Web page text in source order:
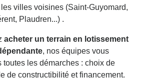
villes voisines (Saint-Guyomard,
Plaudren...) .
acheter un terrain en lotissement
, nos équipes vous
toutes les démarches : choix de
de constructibilité et financement.